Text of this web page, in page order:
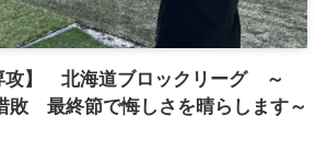
攻】 北海道ブロックリーグ ～
敗 最終節で悔しさを晴らします～